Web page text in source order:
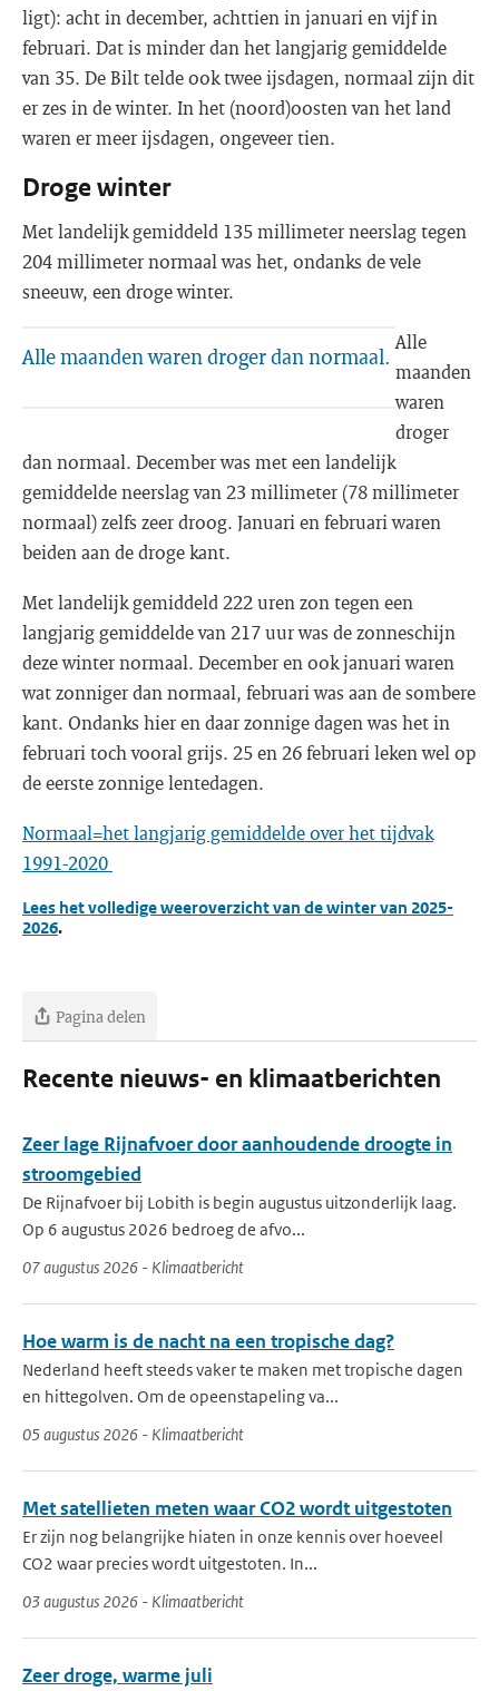
ligt): acht in december, achttien in januari en vijf in
februari. Dat is minder dan het langjarig gemiddelde
van 35. De Bilt telde ook twee ijsdagen, normaal zijn dit
er zes in de winter. In het (noord)oosten van het land
waren er meer ijsdagen, ongeveer tien.
Droge winter
Met landelijk gemiddeld 135 millimeter neerslag tegen
204 millimeter normaal was het, ondanks de vele
sneeuw, een droge winter.
Alle maanden waren droger dan normaal.
Alle
maanden
waren
droger
dan normaal. December was met een landelijk
gemiddelde neerslag van 23 millimeter (78 millimeter
normaal) zelfs zeer droog. Januari en februari waren
beiden aan de droge kant.
Met landelijk gemiddeld 222 uren zon tegen een
langjarig gemiddelde van 217 uur was de zonneschijn
deze winter normaal. December en ook januari waren
wat zonniger dan normaal, februari was aan de sombere
kant. Ondanks hier en daar zonnige dagen was het in
februari toch vooral grijs. 25 en 26 februari leken wel op
de eerste zonnige lentedagen.
Normaal=het langjarig gemiddelde over het tijdvak
1991-2020
Lees het volledige weeroverzicht van de winter van 2025-
2026.
Pagina delen
Recente nieuws- en klimaatberichten
Zeer lage Rijnafvoer door aanhoudende droogte in
stroomgebied
De Rijnafvoer bij Lobith is begin augustus uitzonderlijk laag.
Op 6 augustus 2026 bedroeg de afvo...
07 augustus 2026 - Klimaatbericht
Hoe warm is de nacht na een tropische dag?
Nederland heeft steeds vaker te maken met tropische dagen
en hittegolven. Om de opeenstapeling va...
05 augustus 2026 - Klimaatbericht
Met satellieten meten waar CO2 wordt uitgestoten
Er zijn nog belangrijke hiaten in onze kennis over hoeveel
CO2 waar precies wordt uitgestoten. In...
03 augustus 2026 - Klimaatbericht
Zeer droge, warme juli